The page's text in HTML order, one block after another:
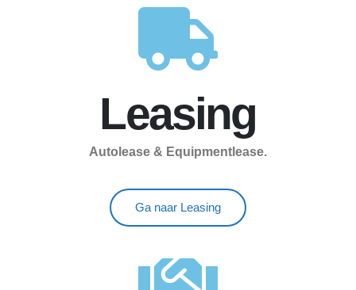
Leasing
Autolease & Equipmentlease.
Ga naar Leasing